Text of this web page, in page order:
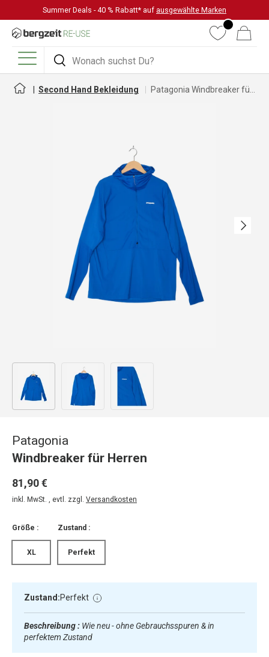
DIREKT ZUM INHALT
Summer Deals - 40 % Rabatt* auf ausgewählte Marken
Suchen
Suchen
WunschlisteWarenkorb
Menü
Second Hand Bekleidung
Nächste
Bild 1 in Galerieansicht laden
Patagonia
Windbreaker für Herren
81,90 €
inkl. MwSt. , evtl. zzgl. Versandkosten
Größe :
XL
Zustand :
Perfekt
Zustand:Perfekt
Beschreibung : Wie neu - ohne Gebrauchsspuren & in
perfektem Zustand